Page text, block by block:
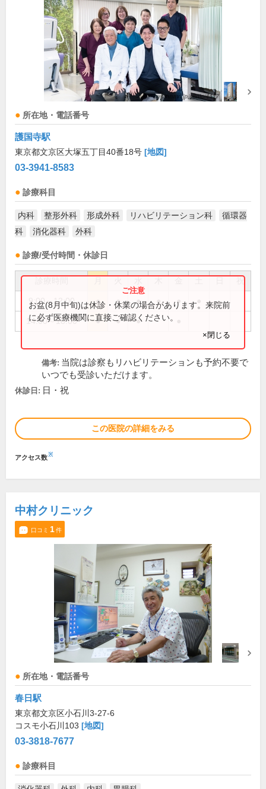
所在地・電話番号
護国寺駅
東京都文京区大塚五丁目40番18号 [地図]
03-3941-8583
診療科目
内科 整形外科 形成外科 リハビリテーション科
循環器
科
消化器科 外科
診療/受付時間・休診日
祝
9:00～12:00 ● ● ● ● ●
14:00～18:00 ● ● ●
お盆(8月中旬)は休診・休業の場合があります。来院前
に必ず医療機関に直接ご確認ください。
×閉じる
備考: 当院は診察もリハビリテーションも予約不要で
いつでも受診いただけます。
休診日: 日・祝
この医院の詳細をみる
アクセス数※
中村クリニック
口コミ 1件
所在地・電話番号
春日駅
東京都文京区小石川3-27-6
コスモ小石川103 [地図]
03-3818-7677
診療科目